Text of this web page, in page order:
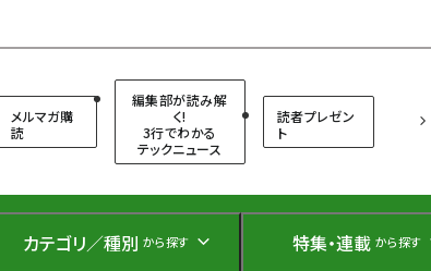
メルマガ購
読
編集部が読み解
く!
3行でわかる
テックニュース
読者プレゼン
ト
カテゴリ／種別 から探す 特集・連載 から探す